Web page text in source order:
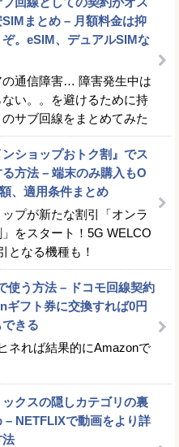
まとめ – 月額料金は抑
。eSIM、デュアルSIMな
通信障害… 障害発生中は
い。。を避けるために持
サブ回線をまとめてみた
ンショップおトク割』でス
方法 – 端末のみ購入もO
、適用条件まとめ
プが新たな割引「オンラ
をスタート！5G WELCO
となる機種も！
使う方法 – ドコモ回線契約
フト券に交換すれば0円
きる
ネれば結果的にAmazonで
ックスの隠しカテゴリの裏
– NETFLIXで動画をより詳
法